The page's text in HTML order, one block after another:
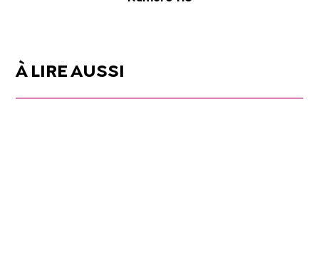
À LIRE AUSSI